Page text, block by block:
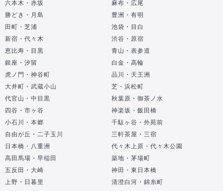
六本木・赤坂
麻布・広尾
勝どき・月島
豊洲・有明
田町・芝浦
池袋・目白
新宿・代々木
渋谷・原宿
恵比寿・目黒
青山・表参道
銀座・汐留
白金・高輪
虎ノ門・神谷町
品川・天王洲
大井町・武蔵小山
芝・浜松町
代官山・中目黒
秋葉原・御茶ノ水
四谷・市ヶ谷
神楽坂・飯田橋
小石川・本郷
千駄ヶ谷・外苑前
自由が丘・二子玉川
三軒茶屋・三宿
日本橋・八重洲
代々木上原・代々木公園
高田馬場・早稲田
築地・茅場町
五反田・大崎
神田・東日本橋
上野・日暮里
清澄白河・錦糸町